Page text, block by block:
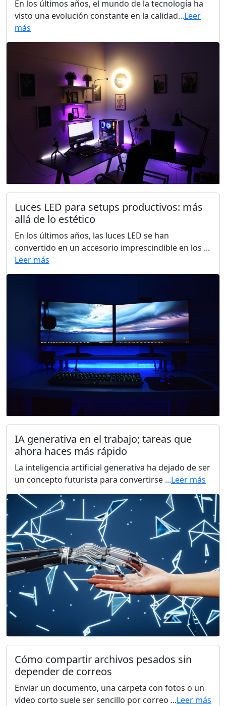
En los últimos años, el mundo de la tecnología ha
visto una evolución constante en la calidad...Leer
más
Luces LED para setups productivos: más
allá de lo estético
En los últimos años, las luces LED se han
convertido en un accesorio imprescindible en los ...
Leer más
IA generativa en el trabajo; tareas que
ahora haces más rápido
La inteligencia artificial generativa ha dejado de ser
un concepto futurista para convertirse ...Leer más
Cómo compartir archivos pesados sin
depender de correos
Enviar un documento, una carpeta con fotos o un
video corto suele ser sencillo por correo ...Leer más